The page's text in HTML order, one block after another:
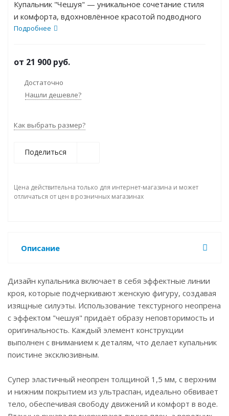
Купальник "Чешуя" — уникальное сочетание стиля
и комфорта, вдохновлённое красотой подводного
мира. Этот купальник создан для женщин, которые
воды.
Подробнее
от 21 900 руб.
Достаточно
Нашли дешевле?
Как выбрать размер?
Поделиться
Цена действительна только для интернет-магазина и может
отличаться от цен в розничных магазинах
Описание
Дизайн купальника включает в себя эффектные линии
кроя, которые подчеркивают женскую фигуру, создавая
изящные силуэты. Использование текстурного неопрена
с эффектом "чешуя" придаёт образу неповторимость и
оригинальность. Каждый элемент конструкции
выполнен с вниманием к деталям, что делает купальник
поистине эксклюзивным.
Супер эластичный неопрен толщиной 1,5 мм, с верхним
и нижним покрытием из ультраспан, идеально обвивает
тело, обеспечивая свободу движений и комфорт в воде.